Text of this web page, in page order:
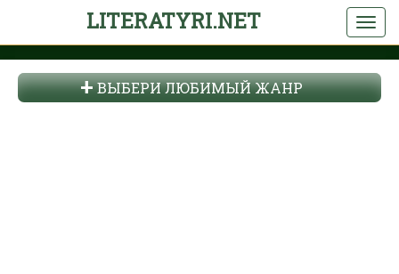
LITERATYRI.NET
ВЫБЕРИ ЛЮБИМЫЙ ЖАНР